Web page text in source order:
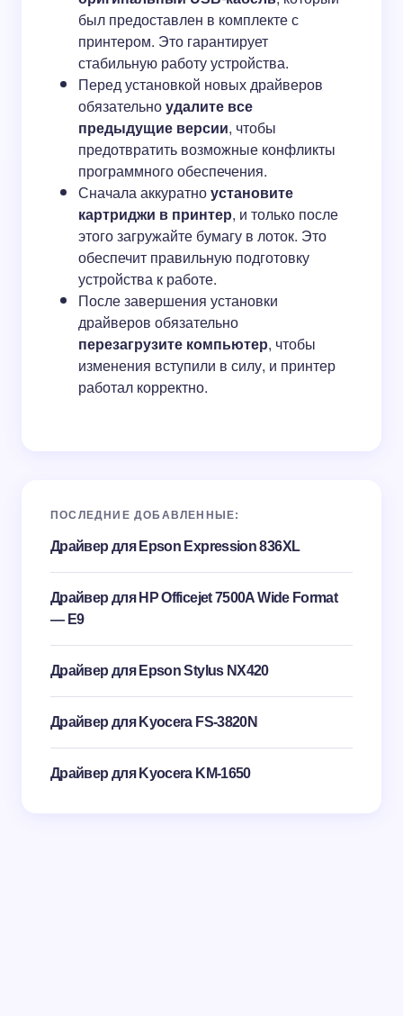
был предоставлен в комплекте с
принтером. Это гарантирует
стабильную работу устройства.
Перед установкой новых драйверов
обязательноудалите все
предыдущие версии, чтобы
предотвратить возможные конфликты
программного обеспечения.
Сначала аккуратноустановите
картриджи в принтер, и только после
этого загружайте бумагу в лоток. Это
обеспечит правильную подготовку
устройства к работе.
После завершения установки
драйверов обязательно
перезагрузите компьютер, чтобы
изменения вступили в силу, и принтер
работал корректно.
ПОСЛЕДНИЕ ДОБАВЛЕННЫЕ:
Драйвер для Epson Expression 836XL
Драйвер для HP Officejet 7500A Wide Format
— E9
Драйвер для Epson Stylus NX420
Драйвер для Kyocera FS-3820N
Драйвер для Kyocera KM-1650